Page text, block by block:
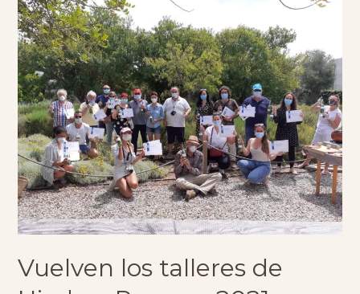
nuevas
botellas
Vuelven los talleres de